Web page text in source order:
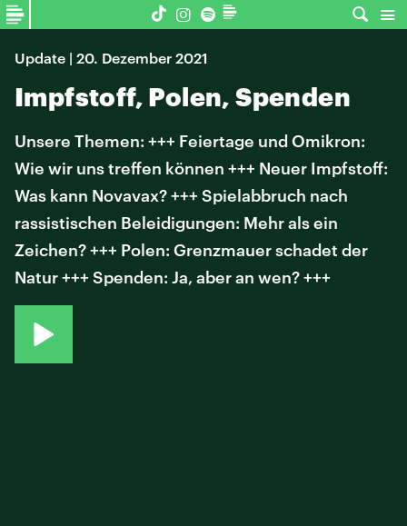
Update | 20. Dezember 2021
Impfstoff, Polen, Spenden
Unsere Themen: +++ Feiertage und Omikron:
Wie wir uns treffen können +++ Neuer Impfstoff:
Was kann Novavax? +++ Spielabbruch nach
rassistischen Beleidigungen: Mehr als ein
Zeichen? +++ Polen: Grenzmauer schadet der
Natur +++ Spenden: Ja, aber an wen? +++